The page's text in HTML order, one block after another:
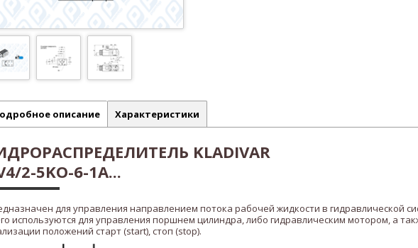
описание Характеристики
KLADIVAR
2-5KO-6-1A...
для управления направлением потока рабочей жидкости в гидравлической
используются для управления поршнем цилиндра, либо гидравлическим мотором, а
положений старт (start), стоп (stop).